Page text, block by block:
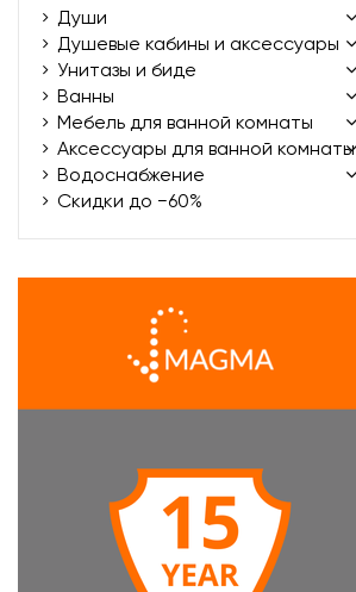
Души
Душевые кабины и аксессуары
Унитазы и биде
Ванны
Мебель для ванной комнаты
Аксессуары для ванной комнаты
Водоснабжение
Скидки до −60%